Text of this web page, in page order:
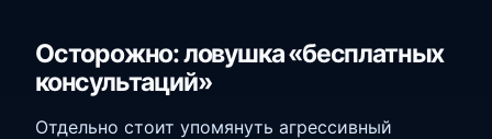
Осторожно: ловушка «бесплатных
консультаций»
Отдельно стоит упомянуть агрессивный